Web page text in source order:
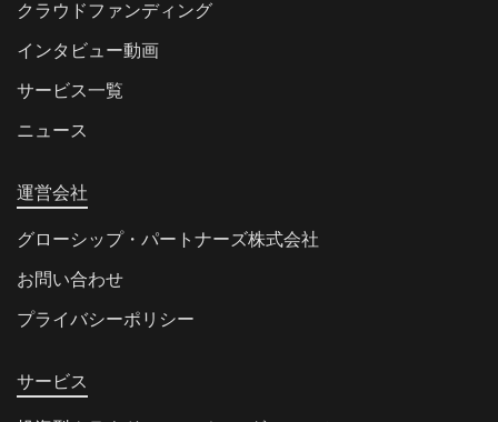
クラウドファンディング
インタビュー動画
サービス一覧
ニュース
運営会社
グローシップ・パートナーズ株式会社
お問い合わせ
プライバシーポリシー
サービス